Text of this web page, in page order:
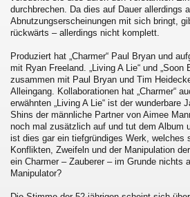
durchbrechen. Da dies auf Dauer allerdings
Abnutzungserscheinungen mit sich bringt,
rückwärts – allerdings nicht komplett.
Produziert hat „Charmer“ Paul Bryan und
mit Ryan Freeland. „Living A Lie“ und „Soon
zusammen mit Paul Bryan und Tim
Alleingang. Kollaborationen hat „Charmer“
erwähnten „Living A Lie“ ist der wunderbare
Shins der männliche Partner von Aimee
noch mal zusätzlich auf und tut dem Album
ist dies gar ein tiefgründiges Werk, welches
Konflikten, Zweifeln und der Manipulation
ein Charmer – Zauberer – im Grunde nichts
Manipulator?